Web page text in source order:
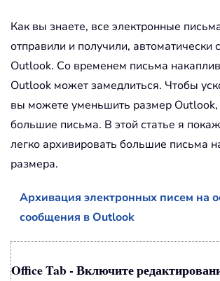
Как вы знаете, все электронные
отправили и получили, автоматически
Outlook. Со временем письма
Outlook может замедлиться. Чтобы
вы можете уменьшить размер Outlook,
большие письма. В этой статье я
легко архивировать большие письма
размера.
Архивация электронных писем на
сообщения в Outlook
Office Tab - Включите